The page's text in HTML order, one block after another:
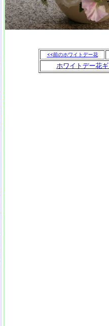
<<前のホワイトデー花
ホワイトデー花